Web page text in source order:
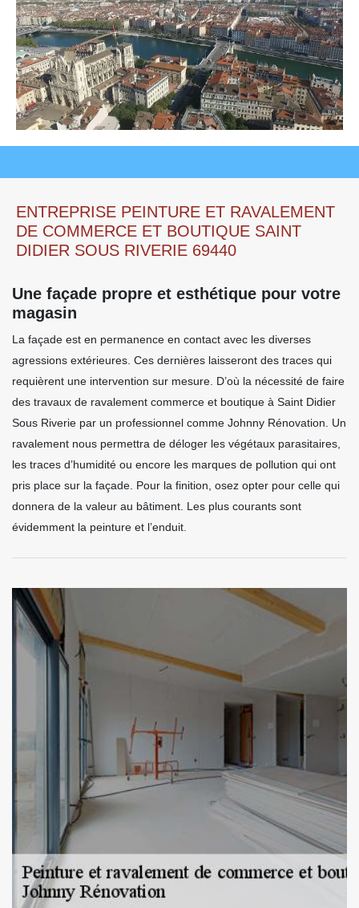
ENTREPRISE PEINTURE ET RAVALEMENT
DE COMMERCE ET BOUTIQUE SAINT
DIDIER SOUS RIVERIE 69440
Une façade propre et esthétique pour votre
magasin
La façade est en permanence en contact avec les diverses
agressions extérieures. Ces dernières laisseront des traces qui
requièrent une intervention sur mesure. D’où la nécessité de faire
des travaux de ravalement commerce et boutique à Saint Didier
Sous Riverie par un professionnel comme Johnny Rénovation. Un
ravalement nous permettra de déloger les végétaux parasitaires,
les traces d’humidité ou encore les marques de pollution qui ont
pris place sur la façade. Pour la finition, osez opter pour celle qui
donnera de la valeur au bâtiment. Les plus courants sont
évidemment la peinture et l’enduit.